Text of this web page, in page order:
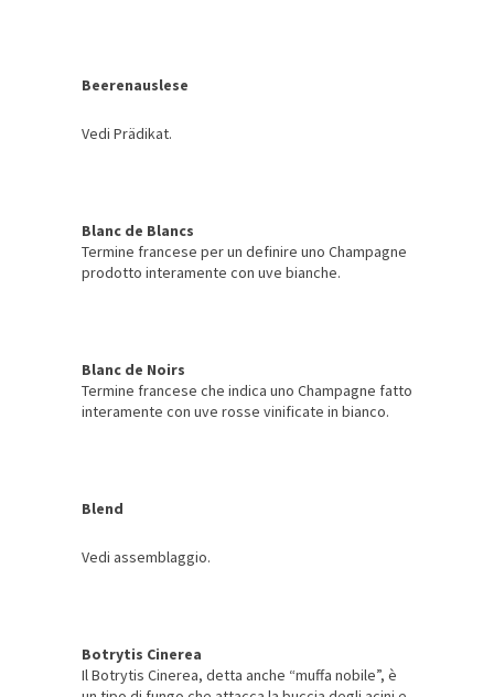
Beerenauslese
Vedi Prädikat.
Blanc de Blancs
Termine francese per un definire uno Champagne
prodotto interamente con uve bianche.
Blanc de Noirs
Termine francese che indica uno Champagne fatto
interamente con uve rosse vinificate in bianco.
Blend
Vedi assemblaggio.
Botrytis Cinerea
Il Botrytis Cinerea, detta anche “muffa nobile”, è